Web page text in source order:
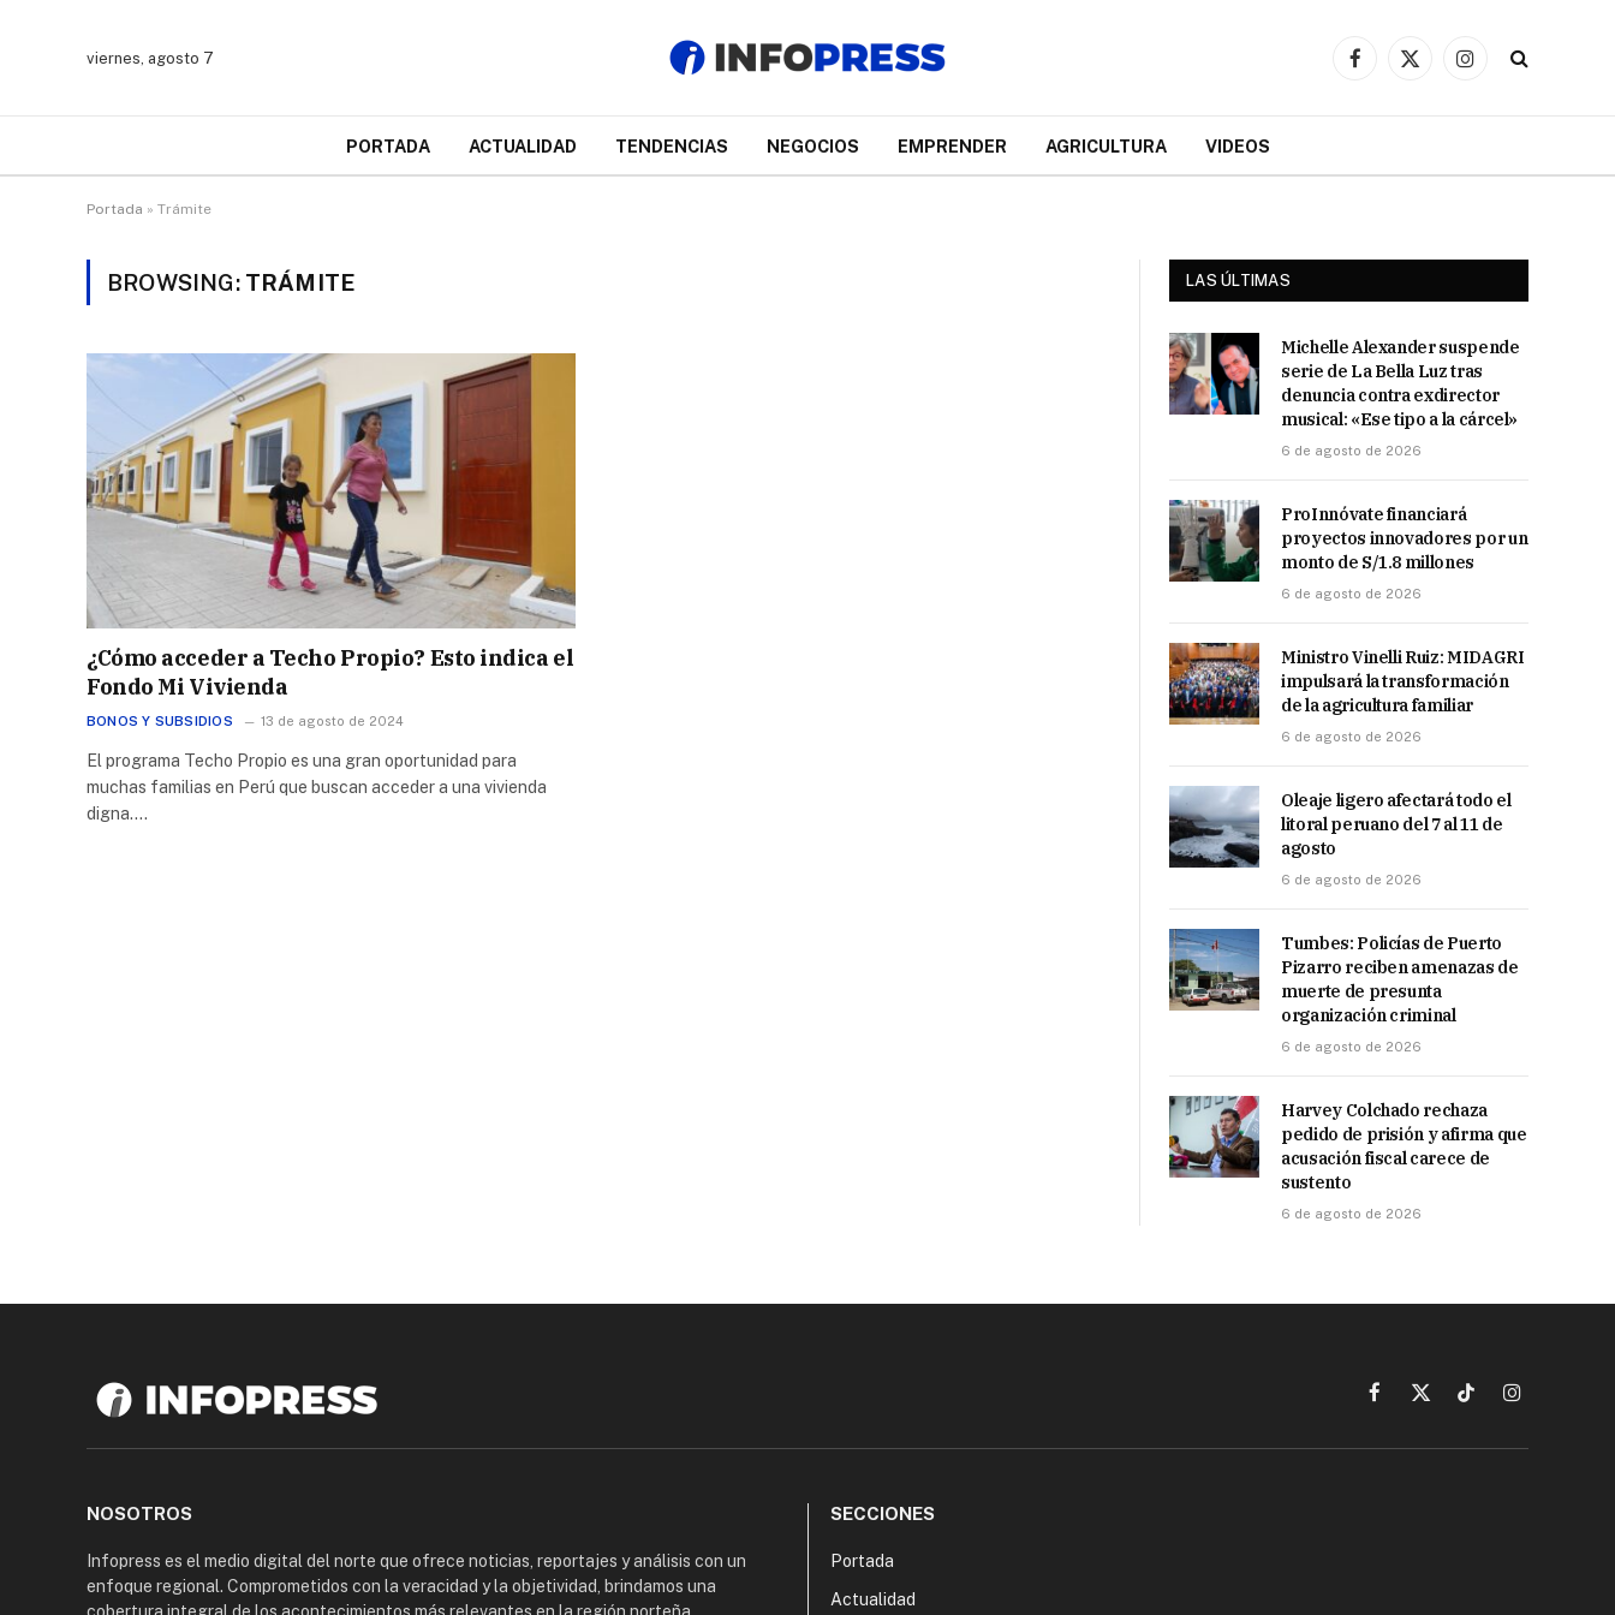
viernes, agosto 7
Facebook
X
Instagram
PORTADA ACTUALIDAD TENDENCIAS NEGOCIOS EMPRENDER AGRICULTURA VIDEOS
Portada » Trámite
BROWSING: TRÁMITE
¿Cómo acceder a Techo Propio? Esto indica el
Fondo Mi Vivienda
BONOS Y SUBSIDIOS 13 de agosto de 2024
El programa Techo Propio es una gran oportunidad para
muchas familias en Perú que buscan acceder a una vivienda
digna.…
LAS ÚLTIMAS
Michelle Alexander suspende
serie de La Bella Luz tras
denuncia contra exdirector
musical: «Ese tipo a la cárcel»
6 de agosto de 2026
ProInnóvate financiará
proyectos innovadores por un
monto de S/1.8 millones
6 de agosto de 2026
Ministro Vinelli Ruiz: MIDAGRI
impulsará la transformación
de la agricultura familiar
6 de agosto de 2026
Oleaje ligero afectará todo el
litoral peruano del 7 al 11 de
agosto
6 de agosto de 2026
Tumbes: Policías de Puerto
Pizarro reciben amenazas de
muerte de presunta
organización criminal
6 de agosto de 2026
Harvey Colchado rechaza
pedido de prisión y afirma que
acusación fiscal carece de
sustento
6 de agosto de 2026
Facebook
X
TikTokInstagram
NOSOTROS
Infopress es el medio digital del norte que ofrece noticias, reportajes y análisis con un
enfoque regional. Comprometidos con la veracidad y la objetividad, brindamos una
SECCIONES
Portada
Actualidad